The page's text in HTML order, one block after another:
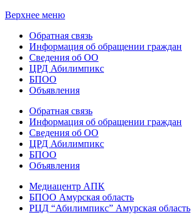
Верхнее меню
Обратная связь
Информация об обращении граждан
Сведения об ОО
ЦРД Абилимпикс
БПОО
Объявления
Обратная связь
Информация об обращении граждан
Сведения об ОО
ЦРД Абилимпикс
БПОО
Объявления
Медиацентр АПК
БПОО Амурская область
РЦД “Абилимпикс” Амурская область